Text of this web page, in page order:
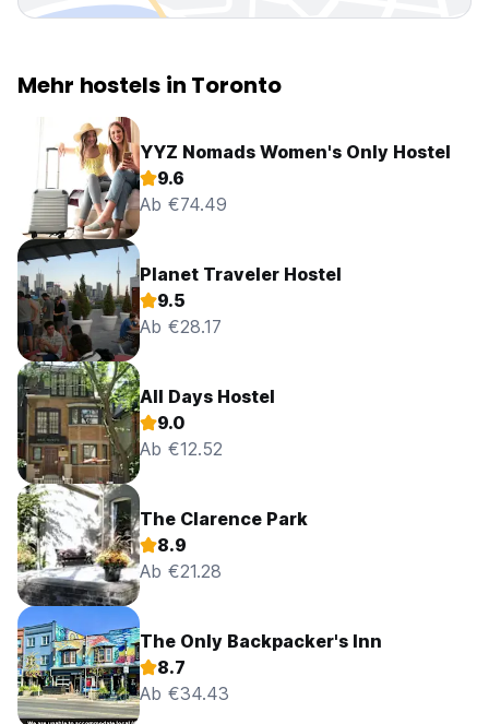
Mehr hostels in Toronto
YYZ Nomads Women's Only Hostel
9.6
Ab €74.49
Planet Traveler Hostel
9.5
Ab €28.17
All Days Hostel
9.0
Ab €12.52
The Clarence Park
8.9
Ab €21.28
The Only Backpacker's Inn
8.7
Ab €34.43